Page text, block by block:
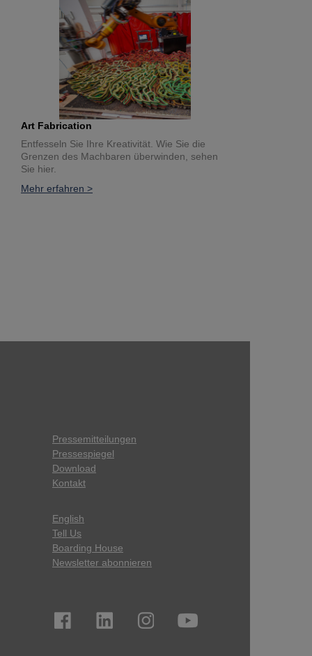
Art Fabrication
Entfesseln Sie Ihre Kreativität. Wie Sie die
Grenzen des Machbaren überwinden, sehen
Sie hier.
Mehr erfahren >
Pressemitteilungen
Pressespiegel
Download
Kontakt
English
Tell Us
Boarding House
Newsletter abonnieren